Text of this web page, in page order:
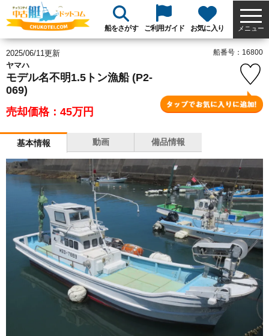
船をさがす ご利用ガイド お気に入り メニュー
2025/06/11更新
ヤマハ
モデル名不明1.5トン漁船 (P2-
069)
売却価格：45万円
船番号：16800
基本情報 動画 備品情報